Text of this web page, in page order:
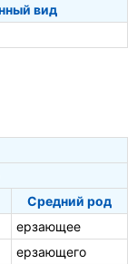
вид
Средний род
ерзающее
ерзающего